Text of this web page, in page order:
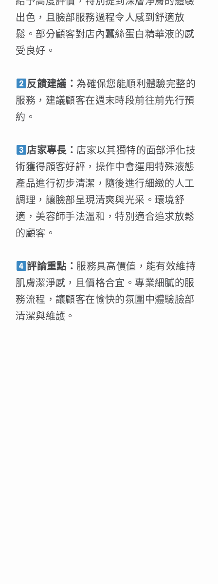
出色，且臉部服務過程令人感到舒適放
鬆。部分顧客對店內蠶絲蛋白精華液的感
受良好。
反饋建議：為確保您能順利體驗完整的
服務，建議顧客在週末時段前往前先行預
約。
店家專長： 店家以其獨特的面部淨化技
術獲得顧客好評，操作中會運用特殊液態
產品進行初步清潔，隨後進行細緻的人工
調理，讓臉部呈現清爽與光采。環境舒
適，美容師手法溫和，特別適合追求放鬆
的顧客。
評論重點： 服務具高價值，能有效維持
肌膚潔淨感，且價格合宜。專業細膩的服
務流程，讓顧客在愉快的氛圍中體驗臉部
清潔與維護。